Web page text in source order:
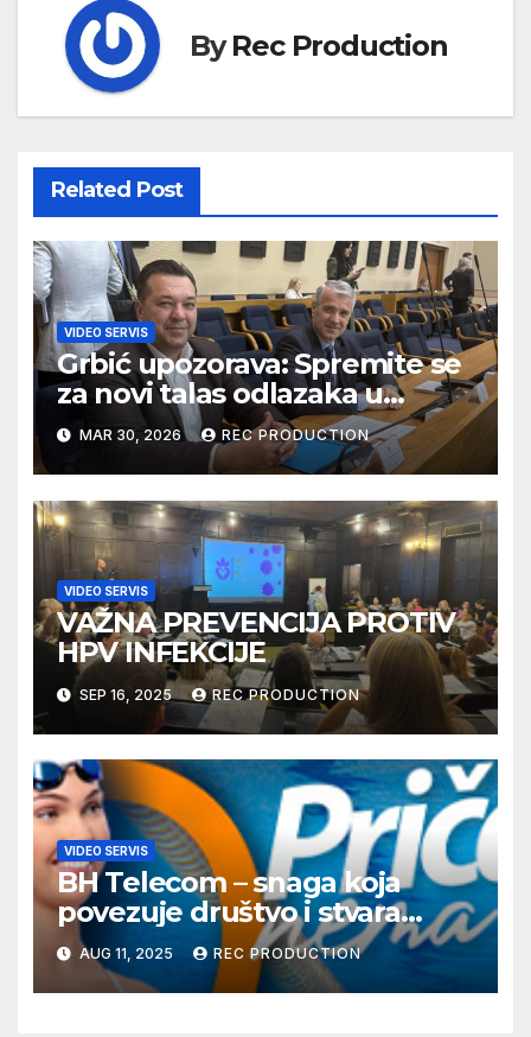
ByRec Production
Related Post
VIDEO SERVIS
Grbić upozorava: Spremite se
za novi talas odlazaka u
Njemačku
MAR 30, 2026 REC PRODUCTION
VIDEO SERVIS
VAŽNA PREVENCIJA PROTIV
HPV INFEKCIJE
SEP 16, 2025 REC PRODUCTION
VIDEO SERVIS
BH Telecom – snaga koja
povezuje društvo i stvara
dobre priče
AUG 11, 2025 REC PRODUCTION